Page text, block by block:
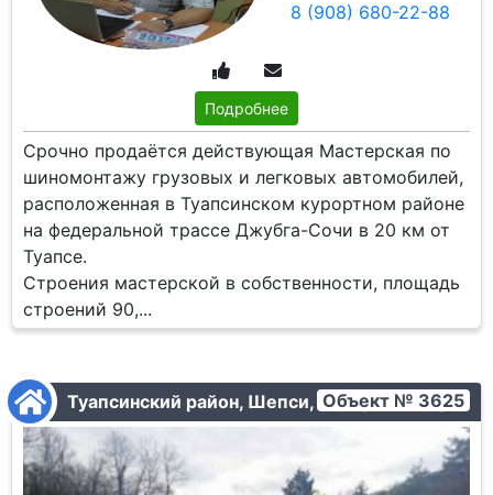
8 (908) 680-22-88
Подробнее
Срочно продаётся действующая Мастерская по
шиномонтажу грузовых и легковых автомобилей,
расположенная в Туапсинском курортном районе
на федеральной трассе Джубга-Сочи в 20 км от
Туапсе.
Строения мастерской в собственности, площадь
строений 90,...
Туапсинский район, Шепси, Кипарисовая ул.
Объект № 3625